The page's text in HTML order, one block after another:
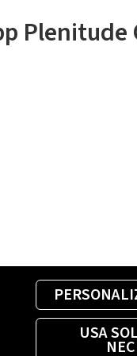
USA
Plenitude